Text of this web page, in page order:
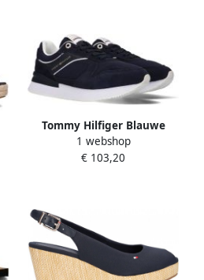
Tommy Hilfiger Blauwe
Lage Sneakers Elevated
Feminine Runner
1 webshop
€ 103,20